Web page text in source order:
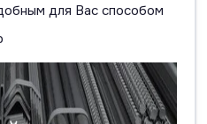
для Вас способом